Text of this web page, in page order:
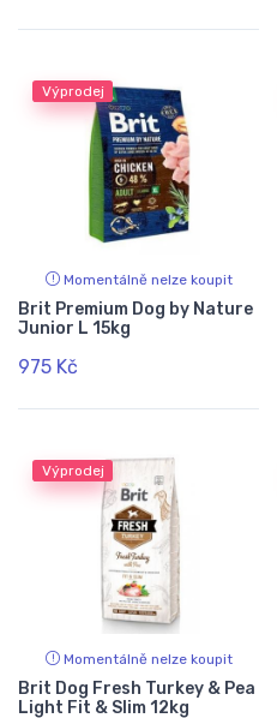
Výprodej
Momentálně nelze koupit
Brit Premium Dog by Nature
Junior L 15kg
975 Kč
Výprodej
Momentálně nelze koupit
Brit Dog Fresh Turkey & Pea
Light Fit & Slim 12kg